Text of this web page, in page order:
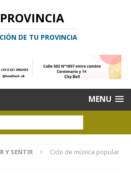
DE TU PROVINCIA
MENU
Y SENTIR
Ciclo de música popular